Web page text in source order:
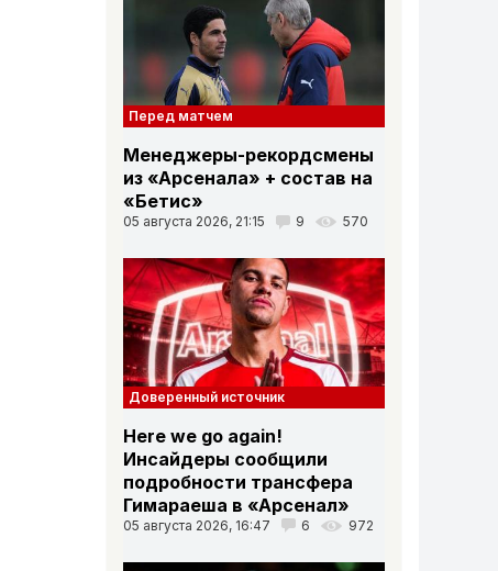
Перед матчем
Менеджеры-рекордсмены
из «Арсенала» + состав на
«Бетис»
05 августа 2026, 21:15 9 570
Доверенный источник
Here we go again!
Инсайдеры сообщили
подробности трансфера
Гимараеша в «Арсенал»
05 августа 2026, 16:47 6 972